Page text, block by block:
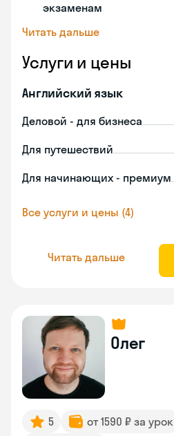
экзаменам
Читать дальше
Услуги и цены
Английский язык
Деловой - для бизнеса
Для путешествий
Для начинающих - премиум
Все услуги и цены (4)
Читать дальше
Олег
5 от 1590 ₽ за урок